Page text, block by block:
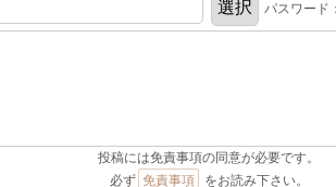
パスワード：
投稿には免責事項の同意が必要です。
必ず 免責事項 をお読み下さい。